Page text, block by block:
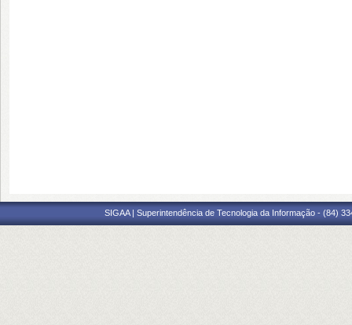
SIGAA | Superintendência de Tecnologia da Informação - (84)